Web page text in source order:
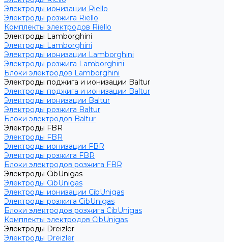
Электроды ионизации Riello
Электроды розжига Riello
Комплекты электродов Riello
Электроды Lamborghini
Электроды Lamborghini
Электроды ионизации Lamborghini
Электроды розжига Lamborghini
Блоки электродов Lamborghini
Электроды поджига и ионизации Baltur
Электроды поджига и ионизации Baltur
Электроды ионизации Baltur
Электроды розжига Baltur
Блоки электродов Baltur
Электроды FBR
Электроды FBR
Электроды ионизации FBR
Электроды розжига FBR
Блоки электродов розжига FBR
Электроды CibUnigas
Электроды CibUnigas
Электроды ионизации CibUnigas
Электроды розжига CibUnigas
Блоки электродов розжига CibUnigas
Комплекты электродов CibUnigas
Электроды Dreizler
Электроды Dreizler